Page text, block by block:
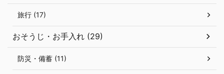
旅行 (17)
おそうじ・お手入れ (29)
防災・備蓄 (11)